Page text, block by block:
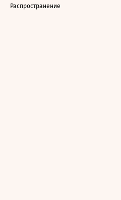
Распространение